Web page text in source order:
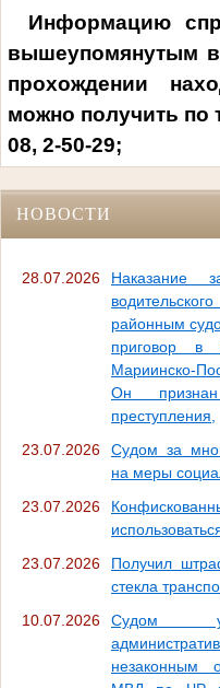
Информацию
вышеупомянутым
прохождении
можно получить по
08, 2-50-29;
НОВОСТИ
28.07.2026
Наказание
районным
приговор в
Мариинско-
Он
преступления,
23.07.2026
Судом за
на меры
23.07.2026
23.07.2026
Получил
стекла
10.07.2026
Судом
незаконным